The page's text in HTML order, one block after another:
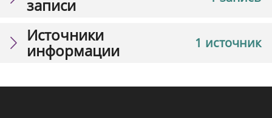
записи
1 источник
Источники
информации